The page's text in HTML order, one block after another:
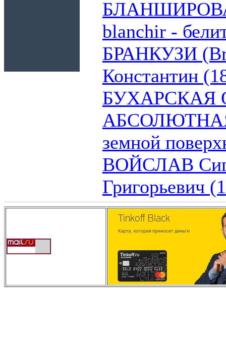
blanchir -
БРАНКУЗИ
Константин
БУХАРСКАЯ
земной
ВОЙСЛАВ
Григорьевич